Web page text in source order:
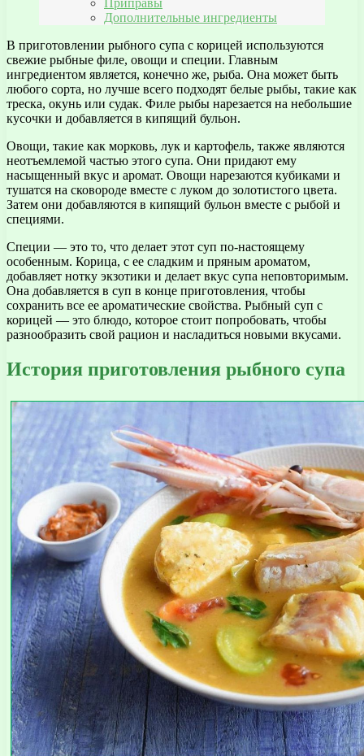
Приправы
Дополнительные ингредиенты
В приготовлении рыбного супа с корицей используются
свежие рыбные филе, овощи и специи. Главным
ингредиентом является, конечно же, рыба. Она может быть
любого сорта, но лучше всего подходят белые рыбы, такие как
треска, окунь или судак. Филе рыбы нарезается на небольшие
кусочки и добавляется в кипящий бульон.
Овощи, такие как морковь, лук и картофель, также являются
неотъемлемой частью этого супа. Они придают ему
насыщенный вкус и аромат. Овощи нарезаются кубиками и
тушатся на сковороде вместе с луком до золотистого цвета.
Затем они добавляются в кипящий бульон вместе с рыбой и
специями.
Специи — это то, что делает этот суп по-настоящему
особенным. Корица, с ее сладким и пряным ароматом,
добавляет нотку экзотики и делает вкус супа неповторимым.
Она добавляется в суп в конце приготовления, чтобы
сохранить все ее ароматические свойства. Рыбный суп с
корицей — это блюдо, которое стоит попробовать, чтобы
разнообразить свой рацион и насладиться новыми вкусами.
История приготовления рыбного супа